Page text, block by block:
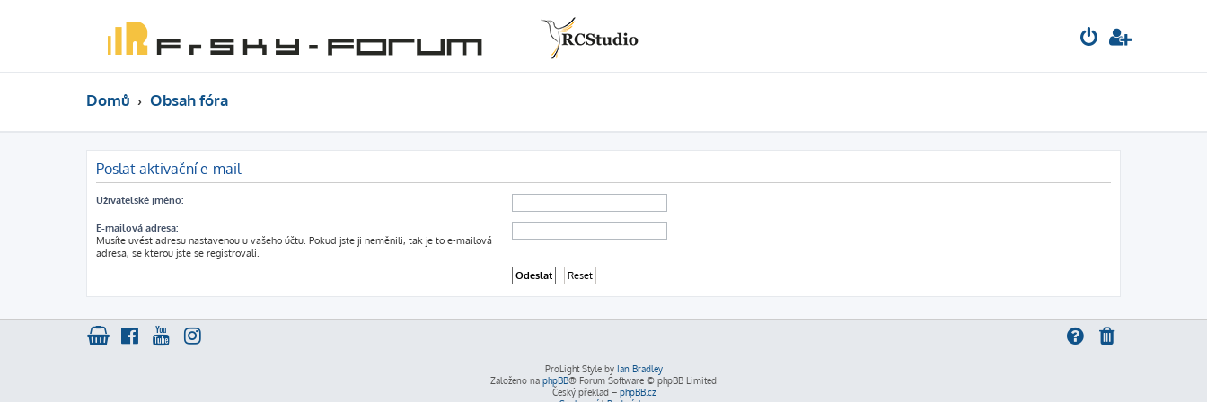
Domů Obsah fóra
Poslat aktivační e-mail
Uživatelské jméno:
E-mailová adresa:
Musíte uvést adresu nastavenou u vašeho účtu. Pokud jste ji neměnili, tak je to e-mailová
adresa, se kterou jste se registrovali.
ProLight Style by Ian Bradley
Založeno na phpBB® Forum Software © phpBB Limited
Český překlad – phpBB.cz